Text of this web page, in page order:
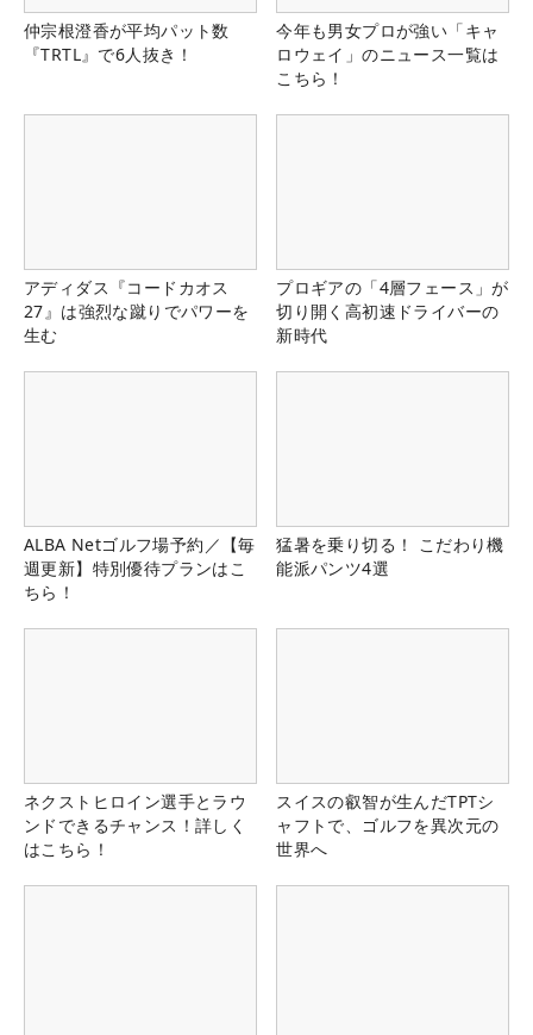
仲宗根澄香が平均パット数
『TRTL』で6人抜き！
今年も男女プロが強い「キャ
ロウェイ」のニュース一覧は
こちら！
アディダス『コードカオス
27』は強烈な蹴りでパワーを
生む
プロギアの「4層フェース」が
切り開く高初速ドライバーの
新時代
ALBA Netゴルフ場予約／【毎
週更新】特別優待プランはこ
ちら！
猛暑を乗り切る！ こだわり機
能派パンツ4選
ネクストヒロイン選手とラウ
ンドできるチャンス！詳しく
はこちら！
スイスの叡智が生んだTPTシ
ャフトで、ゴルフを異次元の
世界へ